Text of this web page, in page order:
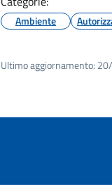
Ambiente
Ultimo aggiornamento: